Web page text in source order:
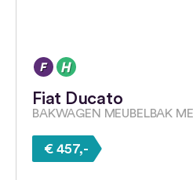
Fiat Ducato
BAKWAGEN MEUBELBAK
€ 457,-